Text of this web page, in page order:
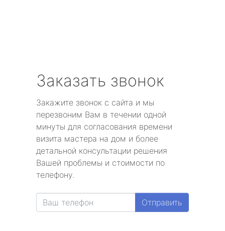
Заказать звонок
Закажите звонок с сайта и мы
перезвоним Вам в течении одной
минуты для согласования времени
визита мастера на дом и более
детальной консультации решения
Вашей проблемы и стоимости по
телефону.
Отправить